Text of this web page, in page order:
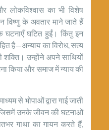
लोकविश्वास का भी विशेष
विष्णु के अवतार माने जाते हैं
घटित हुईं। किंतु इन
है—अन्याय का विरोध, सत्य
उन्होंने अपने साथियों
किया और समाज में न्याय की
से भोपाओं द्वारा गाई जाती
उनके जीवन की घटनाओं
गाथा का गायन करते हैं,